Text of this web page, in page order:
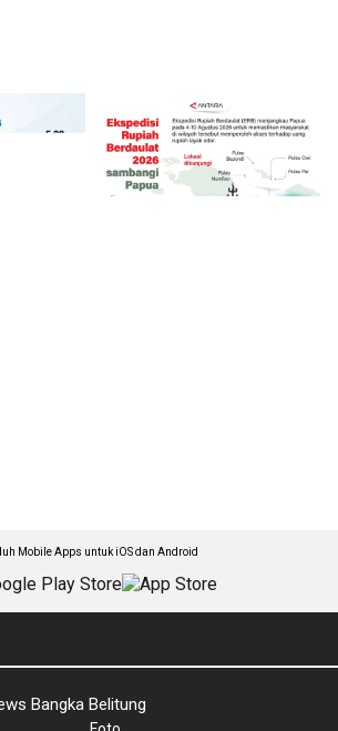
Mobile Apps untuk iOS dan Android
Bangka Belitung